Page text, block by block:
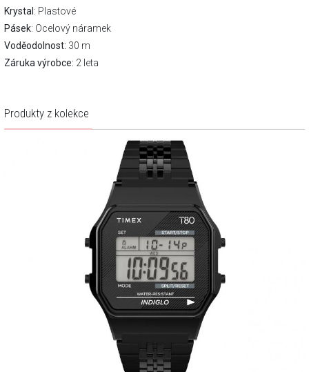
Krystal : Plastové
Pásek: Ocelový náramek
Voděodolnost: 30 m
Záruka výrobce: 2 leta
Produkty z kolekce